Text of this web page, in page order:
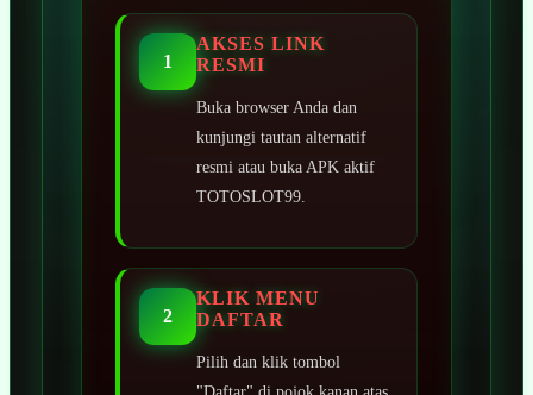
1
AKSES LINK
RESMI
Buka browser Anda dan
kunjungi tautan alternatif
resmi atau buka APK aktif
TOTOSLOT99.
2
KLIK MENU
DAFTAR
Pilih dan klik tombol